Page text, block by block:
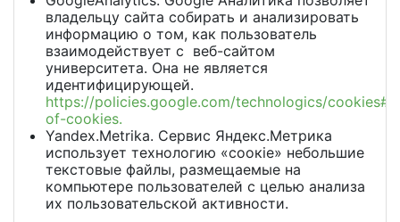
владельцу сайта собирать и анализировать
информацию о том, как пользователь
взаимодействует с веб-сайтом
университета. Она не является
идентифицирующей.
https://policies.google.com/technologics/
of-cookies.
Yandex.Metrika. Сервис Яндекс.Метрика
использует технологию «соокie» небольшие
текстовые файлы, размещаемые на
компьютере пользователей с целью анализа
их пользовательской активности.